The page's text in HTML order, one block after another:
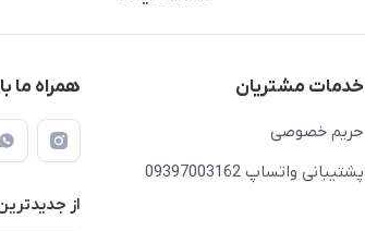
خدمات مشتریان
حریم خصوصی
پشتیبانی واتساپ 09397003162
همراه ما
از